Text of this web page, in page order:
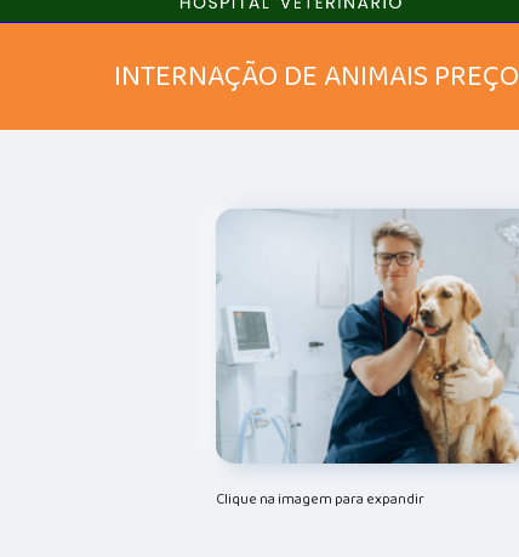
INTERNAÇÃO DE ANIMAIS
Clique na imagem para expandir